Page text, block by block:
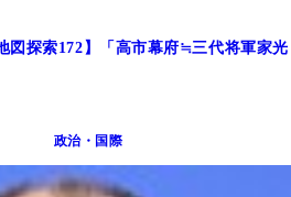
図探索172】「高市幕府≒三代将軍家光
政治・国際